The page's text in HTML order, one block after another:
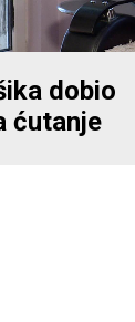
dobio
ćutanje